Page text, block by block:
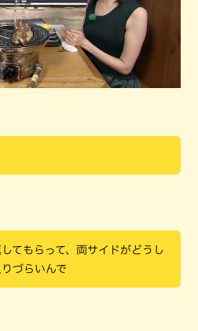
てもらって、両サイドがどうし
づらいんで